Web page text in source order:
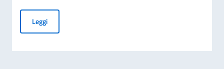
LeggiMessaggio del Vice Presidente del Consiglio e Ministro